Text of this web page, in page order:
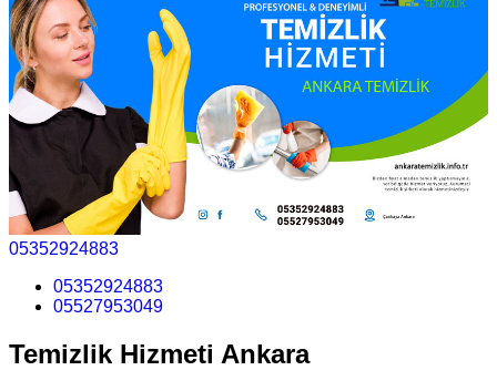
05352924883
05352924883
05527953049
Temizlik Hizmeti Ankara